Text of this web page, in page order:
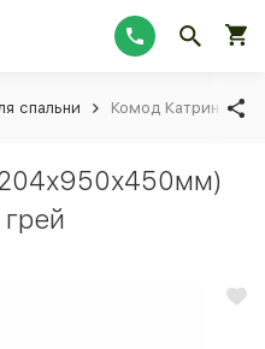
спальни Комод Катрин-13